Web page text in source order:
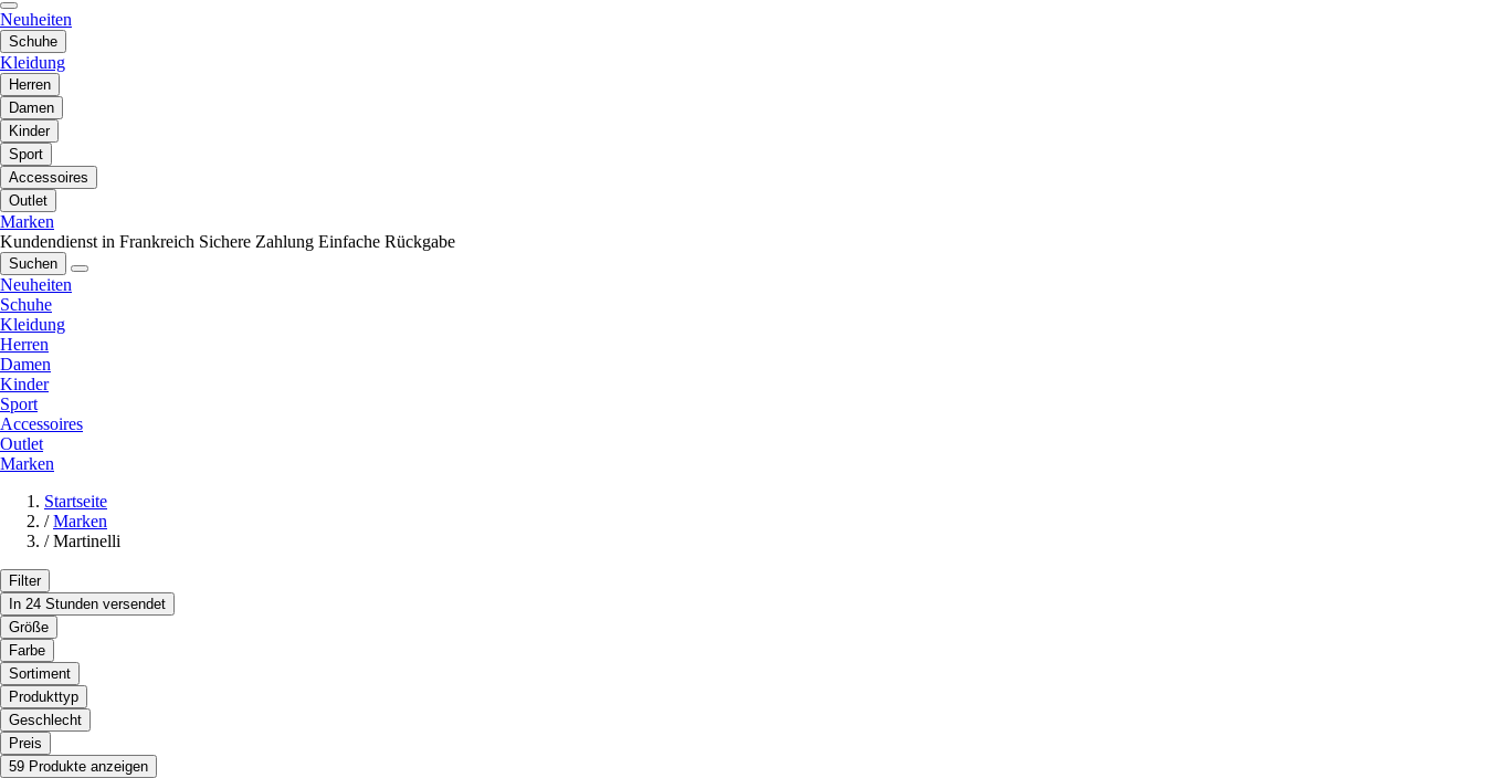
Neuheiten
Schuhe
Kleidung
Herren
Damen
Kinder
Sport
Accessoires
Outlet
Marken
Kundendienst in Frankreich Sichere Zahlung Einfache Rückgabe
Suchen
Neuheiten
Schuhe
Kleidung
Herren
Damen
Kinder
Sport
Accessoires
Outlet
Marken
Startseite
/ Marken
/ Martinelli
Filter
In 24 Stunden versendet
Größe
Farbe
Sortiment
Produkttyp
Geschlecht
Preis
59 Produkte anzeigen